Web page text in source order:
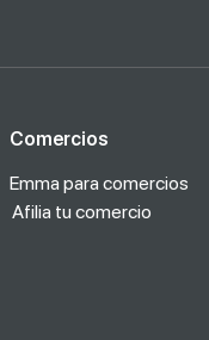
Comercios
Emma para comercios
Afilia tu comercio